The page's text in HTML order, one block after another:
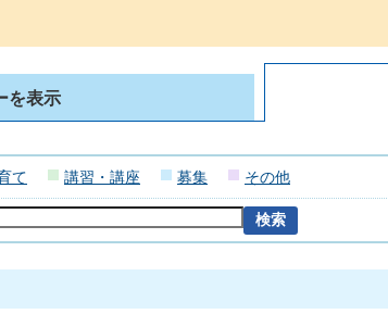
を表示
て 講習・講座 募集 その他